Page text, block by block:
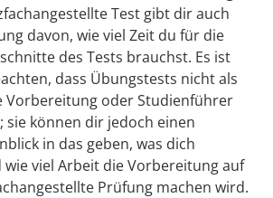
Test gibt dir auch
davon, wie viel Zeit du für die
des Tests brauchst. Es ist
dass Übungstests nicht als
Vorbereitung oder Studienführer
sie können dir jedoch einen
in das geben, was dich
viel Arbeit die Vorbereitung auf
Prüfung machen wird.